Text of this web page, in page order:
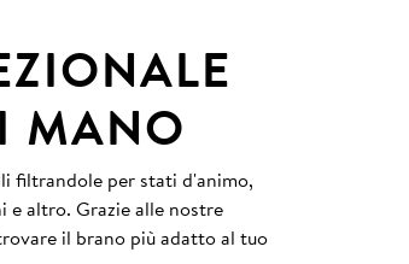
MANO
filtrandole per stati d'animo,
e altro. Grazie alle nostre
il brano più adatto al tuo